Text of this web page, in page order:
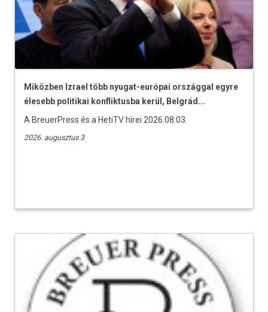
Miközben Izrael több nyugat-európai országgal egyre
élesebb politikai konfliktusba kerül, Belgrád...
A BreuerPress és a HetiTV hírei 2026.08.03.
2026. augusztus 3